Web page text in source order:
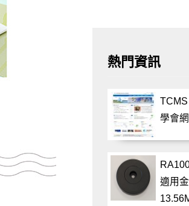
熱門資訊
學會
適用